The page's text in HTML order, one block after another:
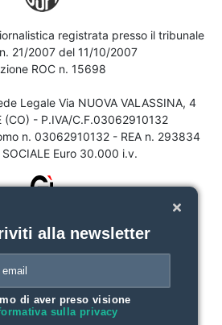
registrata presso il tribunale
21/2007 del 11/10/2007
ROC n. 15698
Legale Via NUOVA VALASSINA, 4
(CO) - P.IVA/C.F.03062910132
n. 03062910132 - REA n. 293834
SOCIALE Euro 30.000 i.v.
alla newsletter
di aver preso visione
sulla privacy